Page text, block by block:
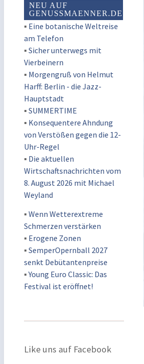
NEU AUF
GENUSSMAENNER.DE
▪ Eine botanische Weltreise
am Telefon
▪ Sicher unterwegs mit
Vierbeinern
▪ Morgengruß von Helmut
Harff: Berlin - die Jazz-
Hauptstadt
▪ SUMMERTIME
▪ Konsequentere Ahndung
von Verstößen gegen die 12-
Uhr-Regel
▪ Die aktuellen
Wirtschaftsnachrichten vom
8. August 2026 mit Michael
Weyland
▪ Wenn Wetterextreme
Schmerzen verstärken
▪ Erogene Zonen
▪ SemperOpernball 2027
senkt Debütantenpreise
▪Young Euro Classic: Das
Festival ist eröffnet!
Like uns auf Facebook